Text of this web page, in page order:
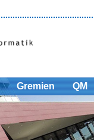
Gremien QM